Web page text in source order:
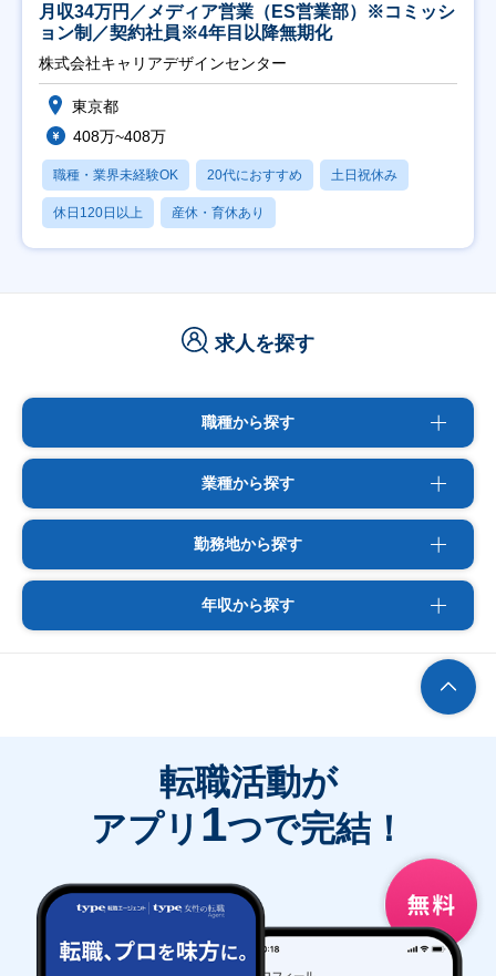
月収34万円／メディア営業（ES営業部）※コミッシ
ョン制／契約社員※4年目以降無期化
株式会社キャリアデザインセンター
東京都
408万~408万
職種・業界未経験OK 20代におすすめ 土日祝休み
休日120日以上 産休・育休あり
求人を探す
職種から探す
業種から探す
勤務地から探す
年収から探す
転職活動が
アプリ 1つで完結！